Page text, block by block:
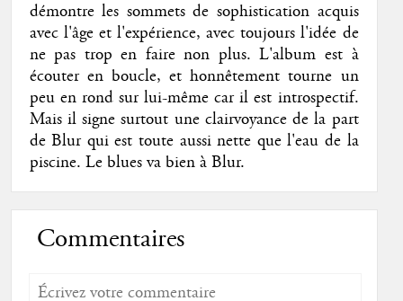
démontre les sommets de sophistication acquis
avec l'âge et l'expérience, avec toujours l'idée de
ne pas trop en faire non plus. L'album est à
écouter en boucle, et honnêtement tourne un
peu en rond sur lui-même car il est introspectif.
Mais il signe surtout une clairvoyance de la part
de Blur qui est toute aussi nette que l'eau de la
piscine. Le blues va bien à Blur.
Commentaires